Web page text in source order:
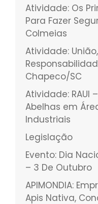
Atividade: Os
Para Fazer
Colmeias
Atividade:
Chapeco/SC
Atividade: RAUI
Abelhas em
Industriais
Legislação
Evento: Dia
– 3 De Outubro
APIMONDIA:
Apis Nativa,